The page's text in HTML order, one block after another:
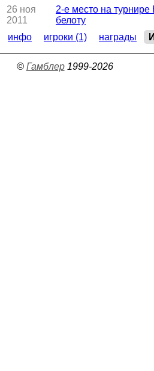
26 ноя
2011
2-е место на
белоту
инфо
игроки (1) награды
© Гамблер1999-2026